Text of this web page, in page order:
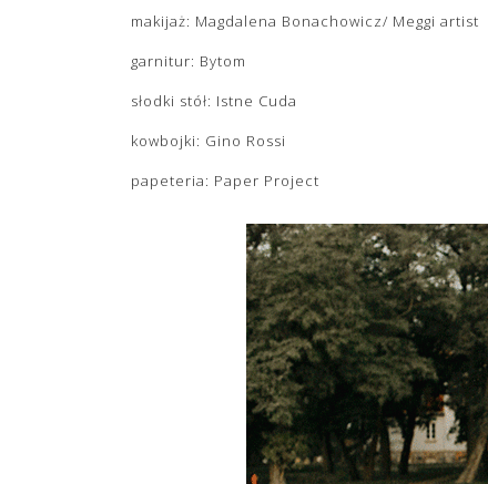
makijaż: Magdalena Bonachowicz/ Meggi artist
garnitur: Bytom
słodki stół: Istne Cuda
kowbojki: Gino Rossi
papeteria: Paper Project